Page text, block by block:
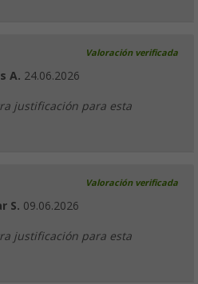
Valoración verificada
A. 24.06.2026
justificación para esta
Valoración verificada
S. 09.06.2026
justificación para esta